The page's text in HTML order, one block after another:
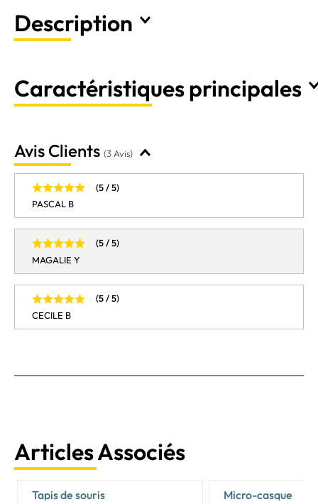
Description
Caractéristiques principales
Avis Clients (3 Avis)
(5 / 5)
PASCAL B
(5 / 5)
MAGALIE Y
(5 / 5)
CECILE B
Articles Associés
Tapis de souris Micro-casque